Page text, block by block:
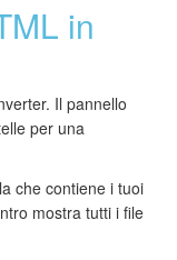
in
Il pannello
per una
che contiene i tuoi
mostra tutti i file